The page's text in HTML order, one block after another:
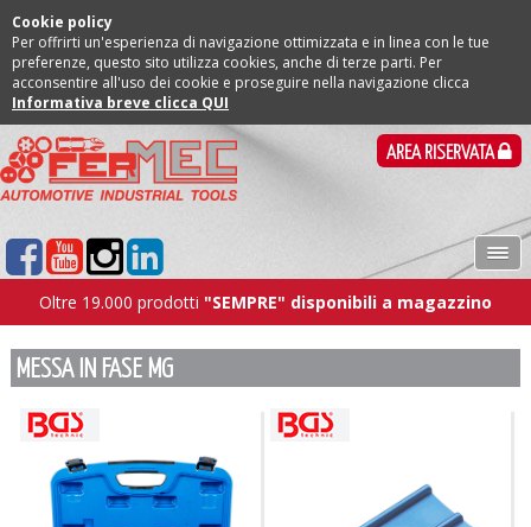
Cookie policy
Per offrirti un'esperienza di navigazione ottimizzata e in linea con le tue
preferenze, questo sito utilizza cookies, anche di terze parti. Per
acconsentire all'uso dei cookie e proseguire nella navigazione clicca
Informativa breve clicca QUI
AREA RISERVATA
Oltre 19.000 prodotti "SEMPRE" disponibili a magazzino
MESSA IN FASE MG